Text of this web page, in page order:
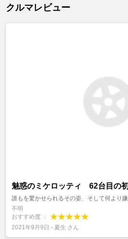
クルマレビュー
魅惑のミケロッティ 62台目の
誰もを驚かせられるその姿、そして何より嫌
不明
おすすめ度 ：
2021年9月9日 - 夏生 さん